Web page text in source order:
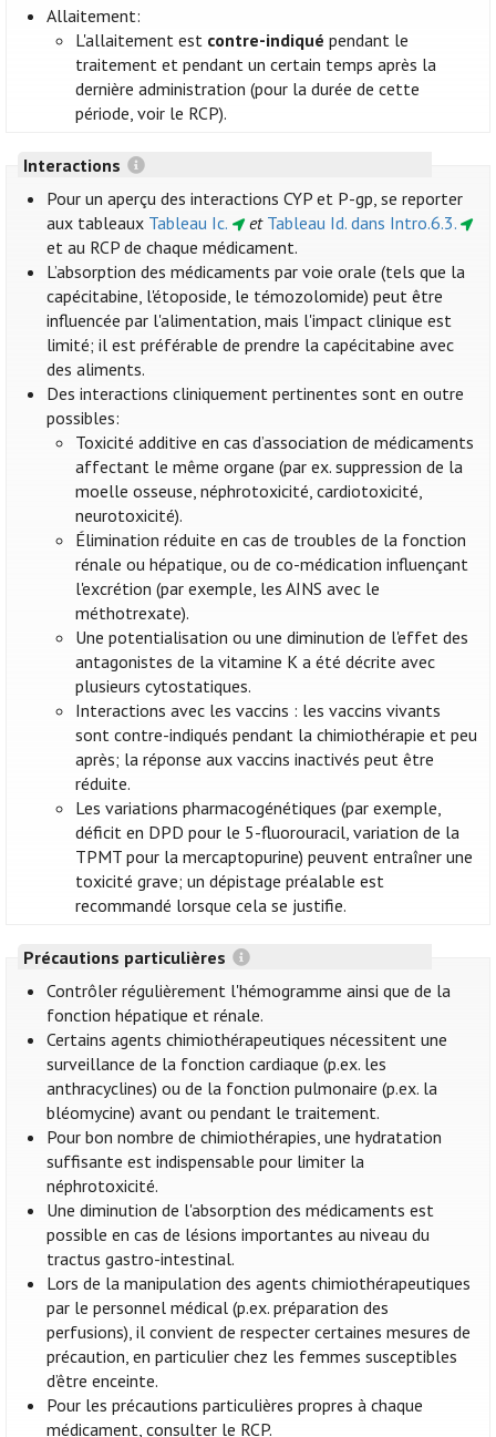
Allaitement:
L'allaitement est contre-indiqué pendant le
traitement et pendant un certain temps après la
dernière administration (pour la durée de cette
période, voir le RCP).
Interactions
Pour un aperçu des interactions CYP et P-gp, se reporter
aux tableaux Tableau Ic. et Tableau Id. dans Intro.6.3.
et au RCP de chaque médicament.
L’absorption des médicaments par voie orale (tels que la
capécitabine, l'étoposide, le témozolomide) peut être
influencée par l'alimentation, mais l'impact clinique est
limité; il est préférable de prendre la capécitabine avec
des aliments.
Des interactions cliniquement pertinentes sont en outre
possibles:
Toxicité additive en cas d’association de médicaments
affectant le même organe (par ex. suppression de la
moelle osseuse, néphrotoxicité, cardiotoxicité,
neurotoxicité).
Élimination réduite en cas de troubles de la fonction
rénale ou hépatique, ou de co-médication influençant
l'excrétion (par exemple, les AINS avec le
méthotrexate).
Une potentialisation ou une diminution de l'effet des
antagonistes de la vitamine K a été décrite avec
plusieurs cytostatiques.
Interactions avec les vaccins : les vaccins vivants
sont contre-indiqués pendant la chimiothérapie et peu
après; la réponse aux vaccins inactivés peut être
réduite.
Les variations pharmacogénétiques (par exemple,
déficit en DPD pour le 5-fluorouracil, variation de la
TPMT pour la mercaptopurine) peuvent entraîner une
toxicité grave; un dépistage préalable est
recommandé lorsque cela se justifie.
Précautions particulières
Contrôler régulièrement l'hémogramme ainsi que de la
fonction hépatique et rénale.
Certains agents chimiothérapeutiques nécessitent une
surveillance de la fonction cardiaque (p.ex. les
anthracyclines) ou de la fonction pulmonaire (p.ex. la
bléomycine) avant ou pendant le traitement.
Pour bon nombre de chimiothérapies, une hydratation
suffisante est indispensable pour limiter la
néphrotoxicité.
Une diminution de l'absorption des médicaments est
possible en cas de lésions importantes au niveau du
tractus gastro-intestinal.
Lors de la manipulation des agents chimiothérapeutiques
par le personnel médical (p.ex. préparation des
perfusions), il convient de respecter certaines mesures de
précaution, en particulier chez les femmes susceptibles
d’être enceinte.
Pour les précautions particulières propres à chaque
médicament, consulter le RCP.